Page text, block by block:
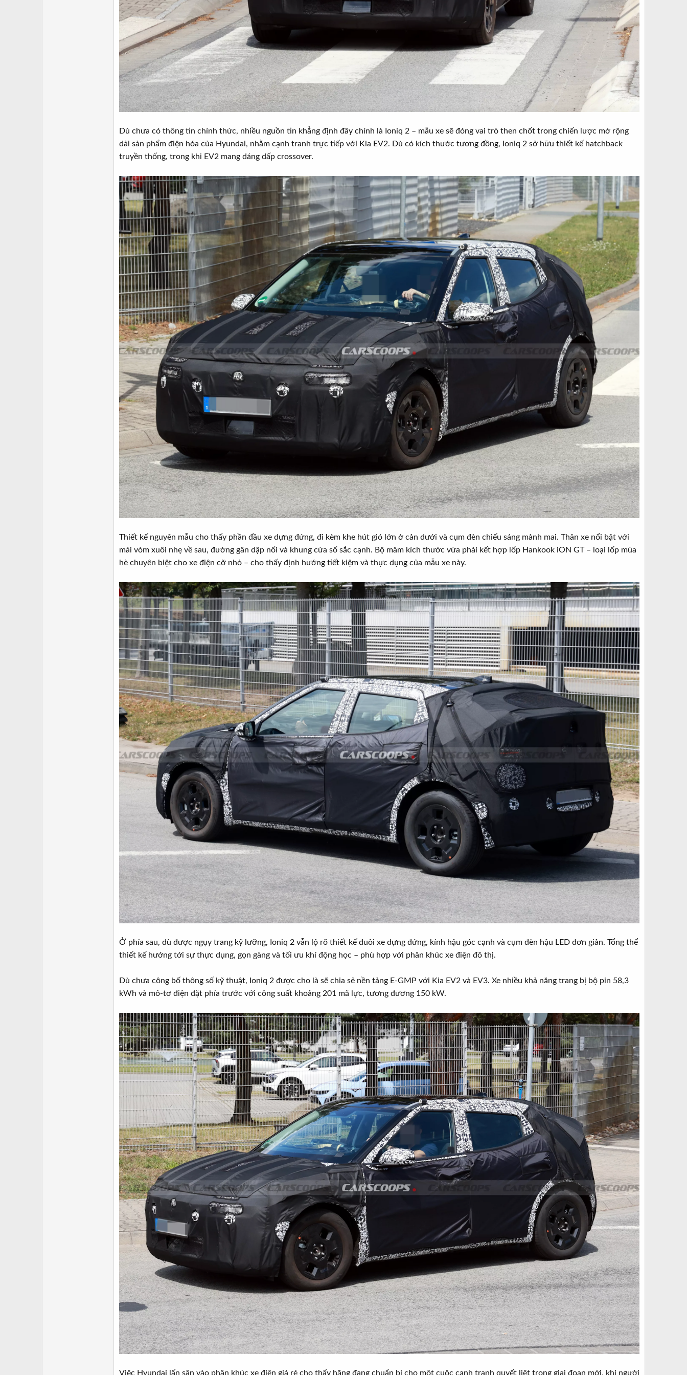
Dù chưa có thông tin chính thức, nhiều nguồn tin khẳng định đây chính là Ioniq 2 – mẫu xe sẽ đóng vai trò then chốt trong chiến lược mở rộng
dải sản phẩm điện hóa của Hyundai, nhằm cạnh tranh trực tiếp với Kia EV2. Dù có kích thước tương đồng, Ioniq 2 sở hữu thiết kế hatchback
truyền thống, trong khi EV2 mang dáng dấp crossover.
Thiết kế nguyên mẫu cho thấy phần đầu xe dựng đứng, đi kèm khe hút gió lớn ở cản dưới và cụm đèn chiếu sáng mảnh mai. Thân xe nổi bật với
mái vòm xuôi nhẹ về sau, đường gân dập nổi và khung cửa sổ sắc cạnh. Bộ mâm kích thước vừa phải kết hợp lốp Hankook iON GT – loại lốp mùa
hè chuyên biệt cho xe điện cỡ nhỏ – cho thấy định hướng tiết kiệm và thực dụng của mẫu xe này.
Ở phía sau, dù được ngụy trang kỹ lưỡng, Ioniq 2 vẫn lộ rõ thiết kế đuôi xe dựng đứng, kính hậu góc cạnh và cụm đèn hậu LED đơn giản. Tổng thể
thiết kế hướng tới sự thực dụng, gọn gàng và tối ưu khí động học – phù hợp với phân khúc xe điện đô thị.
Dù chưa công bố thông số kỹ thuật, Ioniq 2 được cho là sẽ chia sẻ nền tảng E-GMP với Kia EV2 và EV3. Xe nhiều khả năng trang bị bộ pin 58,3
kWh và mô-tơ điện đặt phía trước với công suất khoảng 201 mã lực, tương đương 150 kW.
Việc Hyundai lấn sân vào phân khúc xe điện giá rẻ cho thấy hãng đang chuẩn bị cho một cuộc cạnh tranh quyết liệt trong giai đoạn mới, khi người